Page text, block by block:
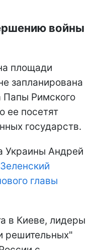
войны
площади
запланирована
Папы Римского
ее посетят
государств.
Украины Андрей
Зеленский
главы
в Киеве, лидеры
решительных"